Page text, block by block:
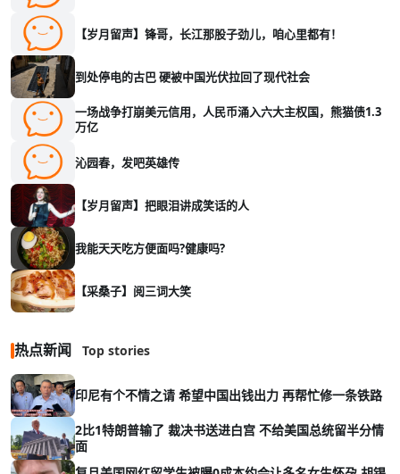
【岁月留声】锋哥，长江那股子劲儿，咱心里都有！
到处停电的古巴 硬被中国光伏拉回了现代社会
一场战争打崩美元信用，人民币涌入六大主权国，熊猫债1.3
万亿
沁园春，发吧英雄传
【岁月留声】把眼泪讲成笑话的人
我能天天吃方便面吗?健康吗?
【采桑子】阅三词大笑
热点新闻 Top stories
印尼有个不情之请 希望中国出钱出力 再帮忙修一条铁路
2比1特朗普输了 裁决书送进白宫 不给美国总统留半分情
面